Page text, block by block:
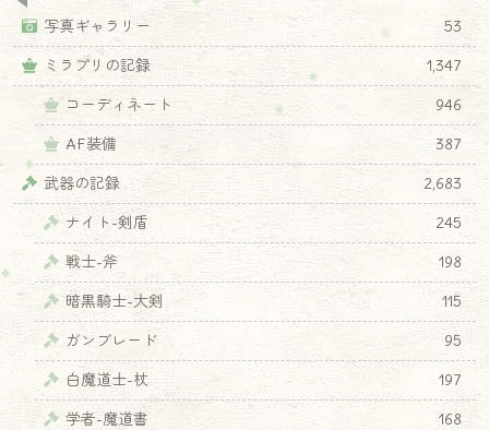
写真ギャラリー
53
ミラプリの記録
1,347
コーディネート
946
AF装備
387
武器の記録
2,683
ナイト-剣盾
245
戦士-斧
198
暗黒騎士-大剣
115
ガンブレード
95
白魔道士-杖
197
学者-魔道書
168